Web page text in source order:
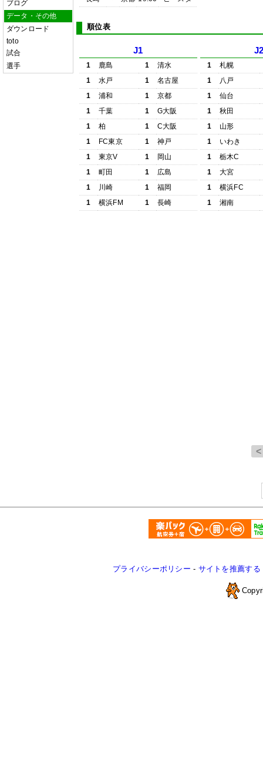
ブログ
データ・その他
ダウンロード
toto
試合
選手
順位表
J1
1 鹿島 1
清水
1
水戸 1
名古屋
1
浦和 1
京都
1
千葉 1
G大阪
1
柏 1
C大阪
1
FC東京 1
神戸
1
東京V 1
岡山
1
町田 1
広島
1
川崎 1
福岡
1
横浜FM 1 長崎
1
札幌
1
八戸
1
仙台
1
秋田
1
山形
1
いわき
1
栃木C
1
大宮
1
横浜FC
1
湘南
プライバシーポリシー - サイトを推薦する